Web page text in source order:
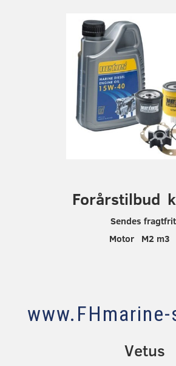
Forårstilbud
Sendes fragtfrit
Motor M2 m3
Vetus